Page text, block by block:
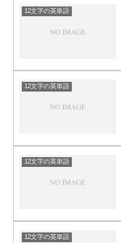
12文字の英単語
12文字の英単語
12文字の英単語
12文字の英単語